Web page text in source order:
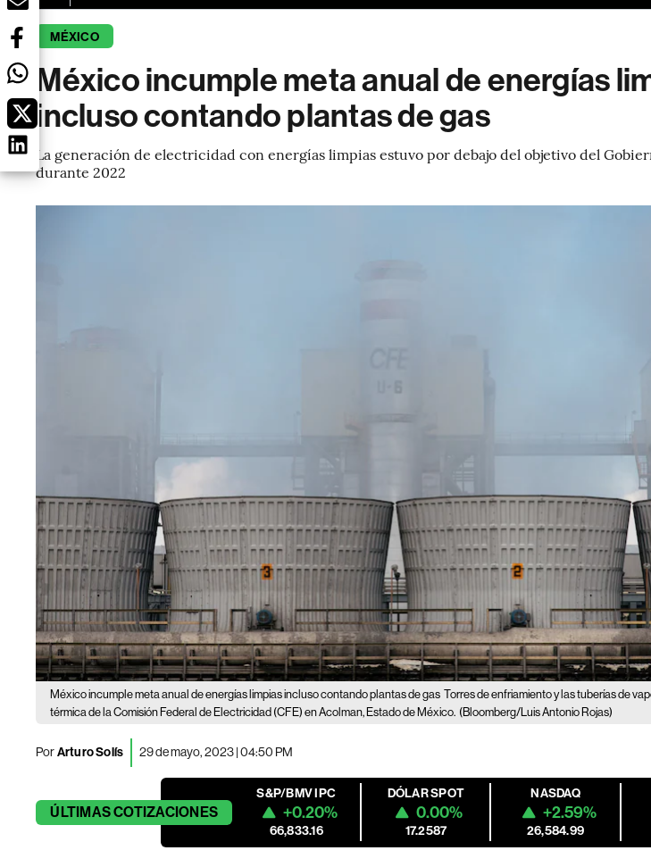
MÉXICO
México incumple meta anual de energías
incluso contando plantas de gas
La generación de electricidad con energías limpias estuvo por debajo del objetivo del
durante 2022
México incumple meta anual de energías limpias incluso contando plantas de gas Torres de enfriamiento y las tuberías de
térmica de la Comisión Federal de Electricidad (CFE) en Acolman, Estado de México. (Bloomberg/Luis Antonio Rojas)
PorArturo Solís 29 de mayo, 2023 | 04:50 PM
ÚLTIMASCOTIZACIONES
S&P/BMV IPC
+0.20%
66,833.16
DÓLAR SPOT
0.00%
17.2587
NASDAQ
+2.59%
26,584.99